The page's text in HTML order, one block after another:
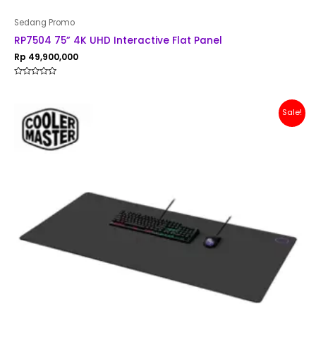
Sedang Promo
RP7504 75” 4K UHD Interactive Flat Panel
Rp 49,900,000
Sale!
Original
price
was:
Rp 200,000.